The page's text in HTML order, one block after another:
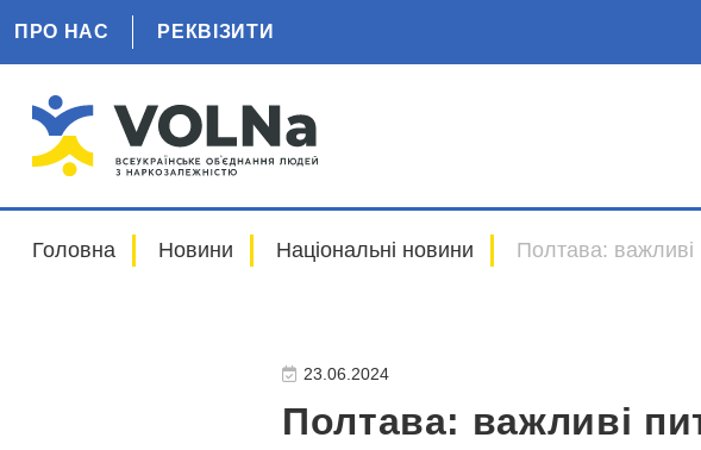
ПРО НАС РЕКВІЗИТИ
Головна Новини Національні новини Полтава: важливі
23.06.2024
Полтава: важливі